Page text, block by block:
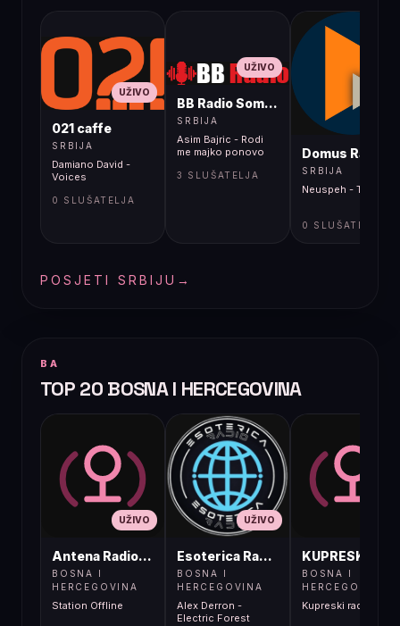
UŽIVO
021 caffe
SRBIJA
Damiano David -
Voices
0 SLUŠATELJA
UŽIVO
BB Radio Sombor
SRBIJA
Asim Bajric - Rodi
me majko ponovo
3 SLUŠATELJA
Domus Radio
SRBIJA
Neuspeh - Turkuglu
0 SLUŠATELJA
POSJETI SRBIJU →
BA
TOP 20 BOSNA I HERCEGOVINA
UŽIVO
Antena Radio, Jelah Tešanj
BOSNA I
HERCEGOVINA
Station Offline
UŽIVO
Esoterica Radio S1
BOSNA I
HERCEGOVINA
Alex Derron -
Electric Forest
BOSNA I
HERCEGOVINA
Kupreski radio